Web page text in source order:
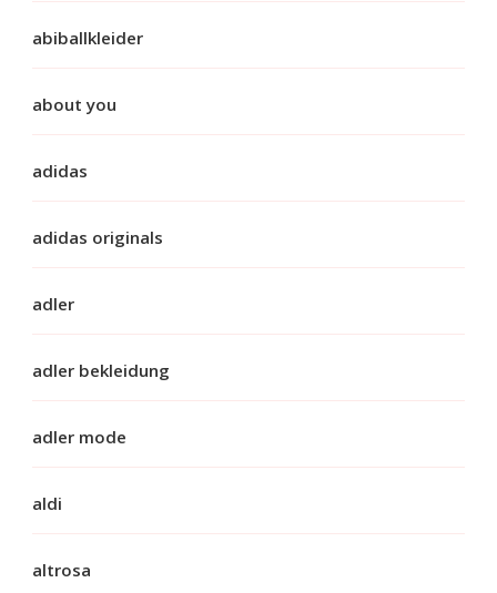
abiballkleider
about you
adidas
adidas originals
adler
adler bekleidung
adler mode
aldi
altrosa